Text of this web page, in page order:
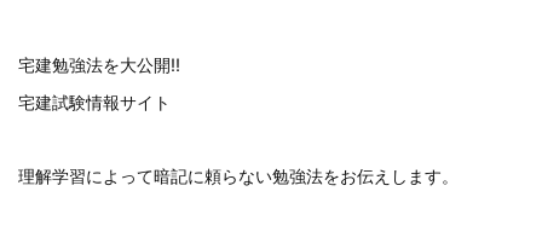
宅建勉強法を大公開!!
宅建試験情報サイト
理解学習によって暗記に頼らない勉強法をお伝えします。